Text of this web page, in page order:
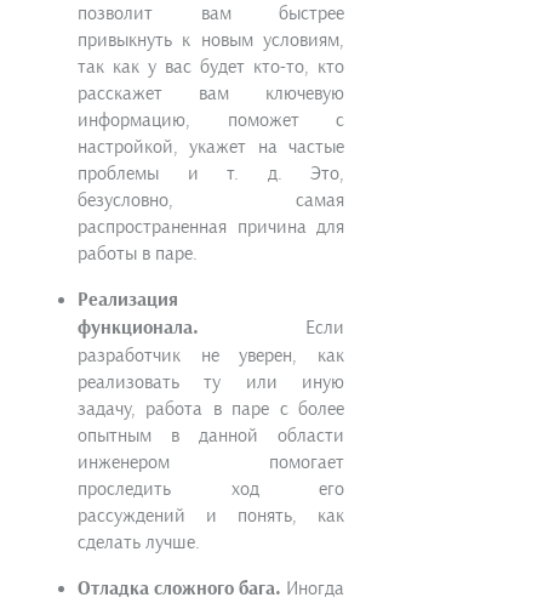
позволит вам быстрее
привыкнуть к новым условиям,
так как у вас будет кто-то, кто
расскажет вам ключевую
информацию, поможет с
настройкой, укажет на частые
проблемы и т. д. Это,
безусловно, самая
распространенная причина для
работы в паре.
Реализация
функционала.
Если
разработчик не уверен, как
реализовать ту или иную
задачу, работа в паре с более
опытным в данной области
инженером помогает
проследить ход его
рассуждений и понять, как
сделать лучше.
Отладка сложного бага. Иногда